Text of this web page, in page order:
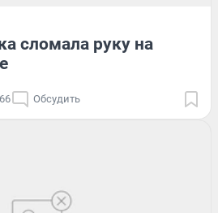
сломала руку на
Обсудить